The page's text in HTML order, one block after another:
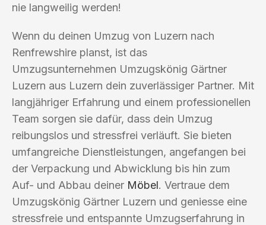
nie langweilig werden!
Wenn du deinen Umzug von Luzern nach
Renfrewshire planst, ist das
Umzugsunternehmen Umzugskönig Gärtner
Luzern aus Luzern dein zuverlässiger Partner. Mit
langjähriger Erfahrung und einem professionellen
Team sorgen sie dafür, dass dein Umzug
reibungslos und stressfrei verläuft. Sie bieten
umfangreiche Dienstleistungen, angefangen bei
der Verpackung und Abwicklung bis hin zum
Auf- und Abbau deiner Möbel. Vertraue dem
Umzugskönig Gärtner Luzern und geniesse eine
stressfreie und entspannte Umzugserfahrung in